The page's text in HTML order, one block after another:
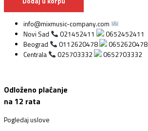
info@mixmusic-company.com
Novi Sad
021452411
0652452411
Beograd
0112620478
0652620478
Centrala
025703332 0652703332
Odloženo plaćanje
na 12 rata
Pogledaj uslove